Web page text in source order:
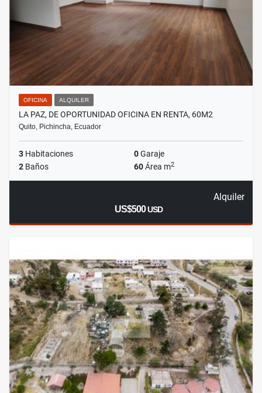
OFICINA ALQUILER
LA PAZ, DE OPORTUNIDAD OFICINA EN RENTA, 60M2
Quito, Pichincha, Ecuador
3 Habitaciones 0Garaje
2 Baños 60Área m2
Alquiler
US$500USD